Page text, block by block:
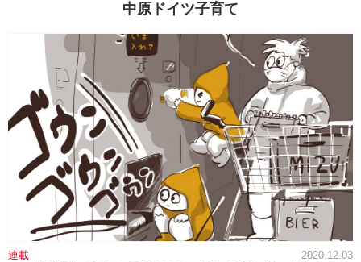
中原ドイツ子育て
連載 2020.12.03